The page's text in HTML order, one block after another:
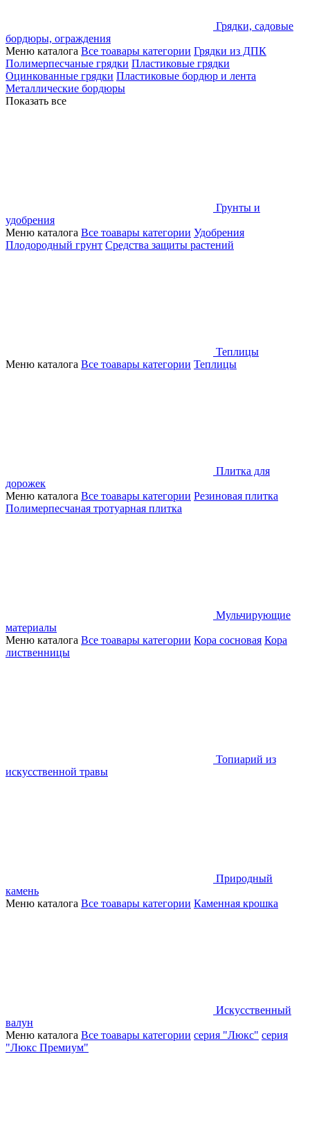
Грядки, садовые
бордюры, ограждения
Меню каталога Все тоавары категории Грядки из ДПК
Полимерпесчаные грядки Пластиковые грядки
Оцинкованные грядки Пластиковые бордюр и лента
Металлические бордюры
Показать все
Грунты и
удобрения
Меню каталога Все тоавары категории Удобрения
Плодородный грунт Средства защиты растений
Теплицы
Меню каталога Все тоавары категории Теплицы
Плитка для
дорожек
Меню каталога Все тоавары категории Резиновая плитка
Полимерпесчаная тротуарная плитка
Мульчирующие
материалы
Меню каталога Все тоавары категории Кора сосновая Кора
лиственницы
Топиарий из
искусственной травы
Природный
камень
Меню каталога Все тоавары категории Каменная крошка
Искусственный
валун
Меню каталога Все тоавары категории серия "Люкс" серия
"Люкс Премиум"